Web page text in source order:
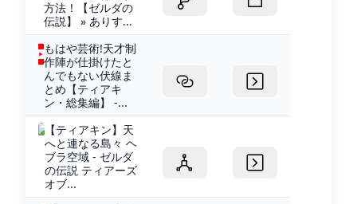
方法！【ゼルダの
伝説】 » ありす...
もはや芸術!天才制
作陣が仕掛けたと
んでもない伏線ま
とめ【ティアキ
ン・総集編】 -...
【ティアキン】天
へと連なる島々 ヘ
ブラ空域 - ゼルダ
の伝説 ティアーズ
オブ...